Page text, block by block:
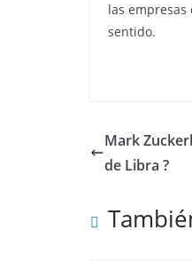
las
sentido.
Mark
de Libra ?